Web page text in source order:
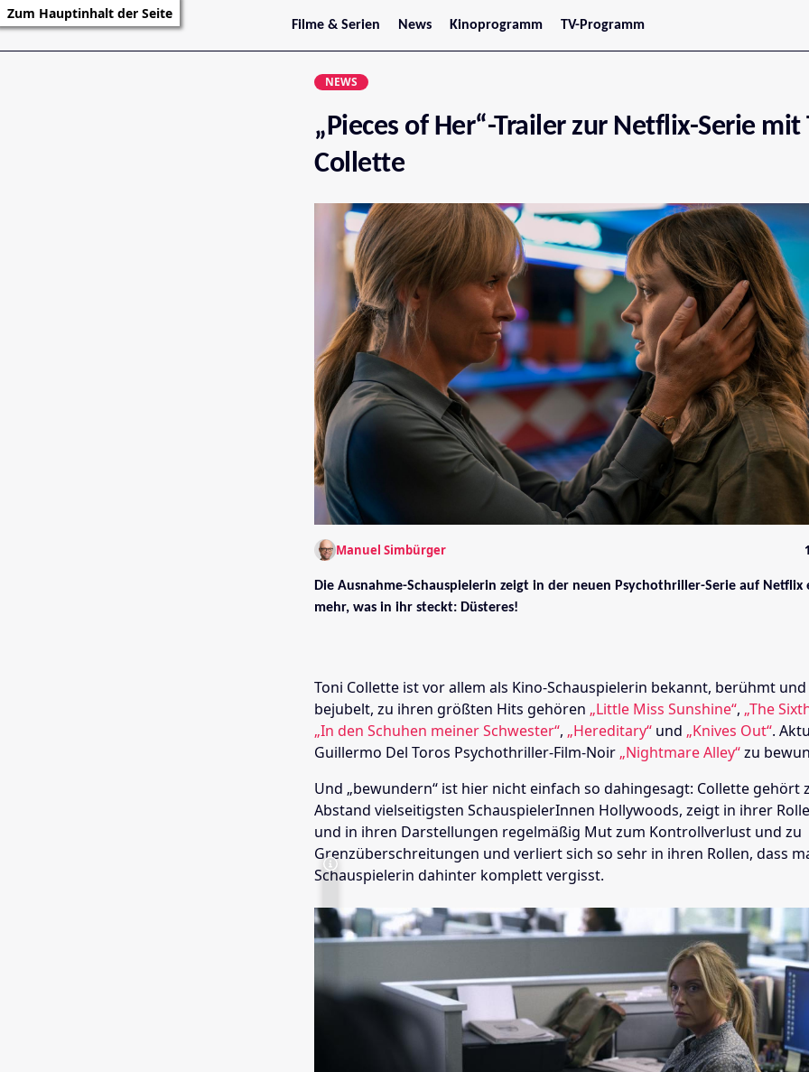
Zum Hauptinhalt der Seite
Filme & Serien
Trailer
Filmarchiv
News
Stars
Kinoprogramm
Jetzt im Kino
Oberösterreich
Steiermark
Tirol
Vorarlberg
TV-Programm
NEWS
„Pieces of Her“-Trailer zur Netflix-Serie mit
Collette
Manuel Simbürger
Die Ausnahme-Schauspielerin zeigt in der neuen Psychothriller-Serie auf Netflix
mehr, was in ihr steckt: Düsteres!
Toni Collette ist vor allem als Kino-Schauspielerin bekannt, berühmt
bejubelt, zu ihren größten Hits gehören „Little Miss Sunshine“, „The
„In den Schuhen meiner Schwester“, „Hereditary“ und „Knives Out“.
Guillermo Del Toros Psychothriller-Film-Noir „Nightmare Alley“zu
Und „bewundern“ ist hier nicht einfach so dahingesagt: Collette gehört
Abstand vielseitigsten SchauspielerInnen Hollywoods, zeigt in ihrer
und in ihren Darstellungen regelmäßig Mut zum Kontrollverlust und zu
Grenzüberschreitungen und verliert sich so sehr in ihren Rollen, dass
Schauspielerin dahinter komplett vergisst.